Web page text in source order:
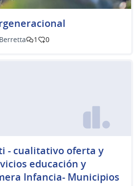
1 0
- cualitativo oferta y
educación y
Infancia- Municipios